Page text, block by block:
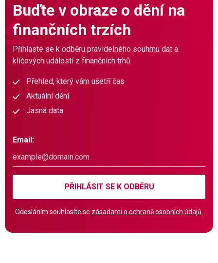
Buďte v obraze o dění na
finančních trzích
Přihlaste se k odběru pravidelného souhrnu dat a
klíčových událostí z finančních trhů.
Přehled, který vám ušetří čas
Aktuální dění
Jasná data
Email:
PŘIHLÁSIT SE K ODBĚRU
Odesláním souhlasíte se zásadami o ochraně osobních údajů.